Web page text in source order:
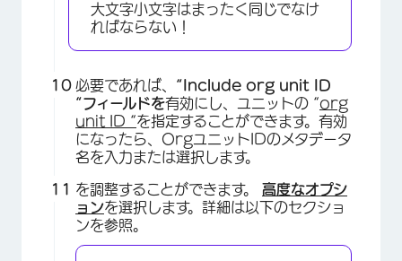
×
大文字小文字はまったく同じでなけ
ればならない！
必要であれば、 “Include org unit ID
“フィールドを有効にし、ユニットの “org
unit ID “を指定することができます。有効
になったら、OrgユニットIDのメタデータ
名を入力または選択します。
を調整することができます。 高度なオプシ
ョンを選択します。詳細は以下のセクショ
ンを参照。